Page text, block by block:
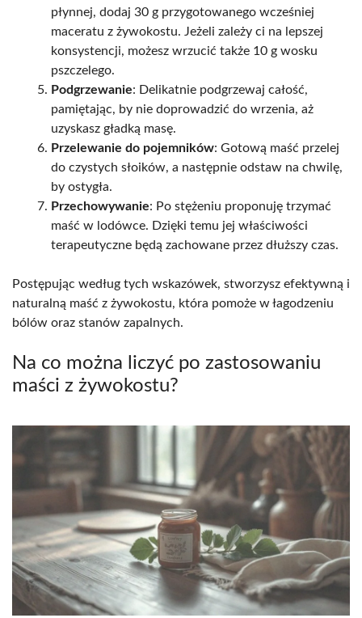
płynnej, dodaj 30 g przygotowanego wcześniej
maceratu z żywokostu. Jeżeli zależy ci na lepszej
konsystencji, możesz wrzucić także 10 g wosku
pszczelego.
Podgrzewanie: Delikatnie podgrzewaj całość,
pamiętając, by nie doprowadzić do wrzenia, aż
uzyskasz gładką masę.
Przelewanie do pojemników: Gotową maść przelej
do czystych słoików, a następnie odstaw na chwilę,
by ostygła.
Przechowywanie: Po stężeniu proponuję trzymać
maść w lodówce. Dzięki temu jej właściwości
terapeutyczne będą zachowane przez dłuższy czas.
Postępując według tych wskazówek, stworzysz efektywną i
naturalną maść z żywokostu, która pomoże w łagodzeniu
bólów oraz stanów zapalnych.
Na co można liczyć po zastosowaniu
maści z żywokostu?